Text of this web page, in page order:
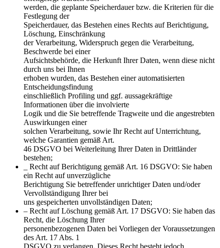
werden, die geplante Speicherdauer bzw. die Kriterien für die
Festlegung der
Speicherdauer, das Bestehen eines Rechts auf Berichtigung,
Löschung, Einschränkung
der Verarbeitung, Widerspruch gegen die Verarbeitung,
Beschwerde bei einer
Aufsichtsbehörde, die Herkunft Ihrer Daten, wenn diese nicht
durch uns bei Ihnen
erhoben wurden, das Bestehen einer automatisierten
Entscheidungsfindung
einschließlich Profiling und ggf. aussagekräftige
Informationen über die involvierte
Logik und die Sie betreffende Tragweite und die angestrebten
Auswirkungen einer
solchen Verarbeitung, sowie Ihr Recht auf Unterrichtung,
welche Garantien gemäß Art.
46 DSGVO bei Weiterleitung Ihrer Daten in Drittländer
bestehen;
_ Recht auf Berichtigung gemäß Art. 16 DSGVO: Sie haben
ein Recht auf unverzügliche
Berichtigung Sie betreffender unrichtiger Daten und/oder
Vervollständigung Ihrer bei
uns gespeicherten unvollständigen Daten;
– Recht auf Löschung gemäß Art. 17 DSGVO: Sie haben das
Recht, die Löschung Ihrer
personenbezogenen Daten bei Vorliegen der Voraussetzungen
des Art. 17 Abs. 1
DSGVO zu verlangen. Dieses Recht besteht jedoch